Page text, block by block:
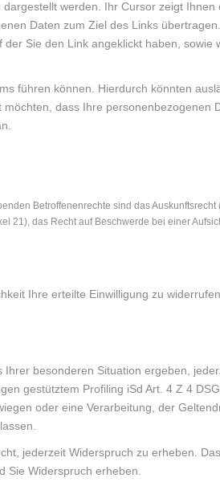
werden. Ihr Cursor zeigt Ihnen
Daten zum Ziel des Links
Sie den Link angeklickt haben, sowie
führen können. Hierdurch könnten
dass Ihre personenbezogenen
Betroffenenrechte sind das
21), das Recht auf Beschwerde bei einer
Ihre erteilte Einwilligung zu
besonderen Situation ergeben,
gestütztem Profiling iSd Art. 4 Z 4
oder eine Verarbeitung, der
jederzeit Widerspruch zu erheben.
Sie Widerspruch erheben.